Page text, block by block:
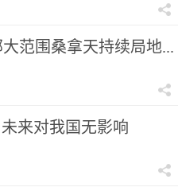
范围桑拿天持续局地...
来对我国无影响